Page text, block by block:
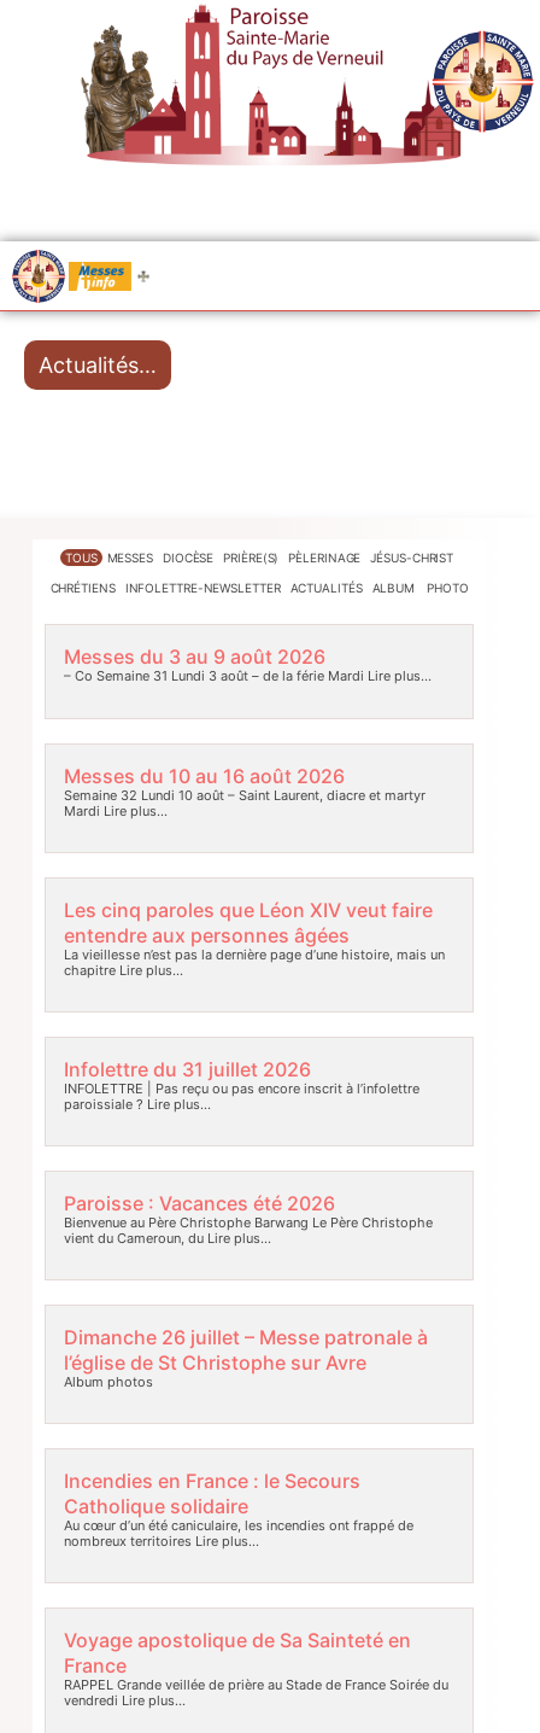
Messes
Actualités…
TOUS MESSES DIOCÈSE PRIÈRE(S) PÈLERINAGE JÉSUS-CHRIST
CHRÉTIENS INFOLETTRE-NEWSLETTER ACTUALITÉS ALBUM PHOTO
Messes du 3 au 9 août 2026
– Co Semaine 31 Lundi 3 août – de la férie Mardi Lire plus…
Messes du 10 au 16 août 2026
Semaine 32 Lundi 10 août – Saint Laurent, diacre et martyr
Mardi Lire plus…
Les cinq paroles que Léon XIV veut faire
entendre aux personnes âgées
La vieillesse n’est pas la dernière page d’une histoire, mais un
chapitreLire plus…
Infolettre du 31 juillet 2026
INFOLETTRE | Pas reçu ou pas encore inscrit à l’infolettre
paroissiale ? Lire plus…
Paroisse : Vacances été 2026
Bienvenue au Père Christophe Barwang Le Père Christophe
vient du Cameroun, duLire plus…
Dimanche 26 juillet – Messe patronale à
l’église de St Christophe sur Avre
Album photos
Incendies en France : le Secours
Catholique solidaire
Au cœur d’un été caniculaire, les incendies ont frappé de
nombreux territoires Lire plus…
Voyage apostolique de Sa Sainteté en
France
RAPPEL Grande veillée de prière au Stade de France Soirée du
vendredi Lire plus…